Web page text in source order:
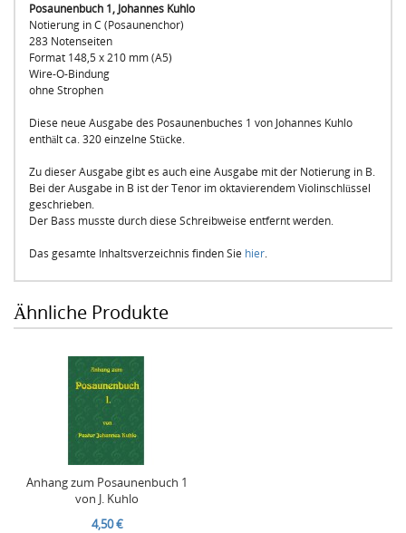
Posaunenbuch 1, Johannes Kuhlo
Notierung in C (Posaunenchor)
283 Notenseiten
Format 148,5 x 210 mm (A5)
Wire-O-Bindung
ohne Strophen
Diese neue Ausgabe des Posaunenbuches 1 von Johannes Kuhlo
enthält ca. 320 einzelne Stücke.
Zu dieser Ausgabe gibt es auch eine Ausgabe mit der Notierung in B.
Bei der Ausgabe in B ist der Tenor im oktavierendem Violinschlüssel
geschrieben.
Der Bass musste durch diese Schreibweise entfernt werden.
Das gesamte Inhaltsverzeichnis finden Sie hier.
Ähnliche Produkte
Anhang zum Posaunenbuch 1
von J. Kuhlo
4,50 €